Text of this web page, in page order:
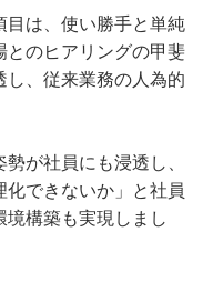
目は、使い勝手と単純
とのヒアリングの甲斐
し、従来業務の人為的
が社員にも浸透し、
化できないか」と社員
境構築も実現しまし